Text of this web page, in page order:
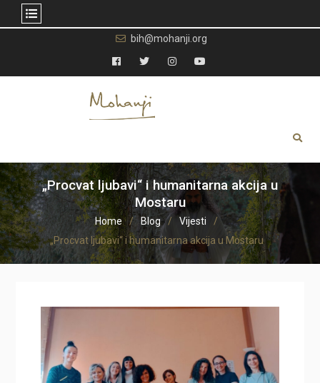
content
bih@mohanji.org
Facebook
TwitterInstagramYouTube
„Procvat ljubavi“ i humanitarna akcija u
Mostaru
Home Blog
Vijesti
„Procvat ljubavi“ i humanitarna akcija u Mostaru